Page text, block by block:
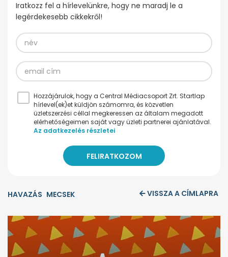
Iratkozz fel a hírlevelünkre, hogy ne maradj le a
legérdekesebb cikkekről!
Hozzájárulok, hogy a Central Médiacsoport Zrt. Startlap
hírlevel(ek)et küldjön számomra, és közvetlen
üzletszerzési céllal megkeressen az általam megadott
elérhetőségeimen saját vagy üzleti partnerei ajánlatával.
Az adatkezelés részletei
HAVAZÁS MECSEK VISSZA A CÍMLAPRA